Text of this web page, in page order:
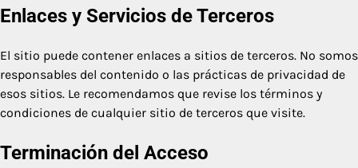
Enlaces y Servicios de Terceros
El sitio puede contener enlaces a sitios de terceros. No somos
responsables del contenido o las prácticas de privacidad de
esos sitios. Le recomendamos que revise los términos y
condiciones de cualquier sitio de terceros que visite.
Terminación del Acceso